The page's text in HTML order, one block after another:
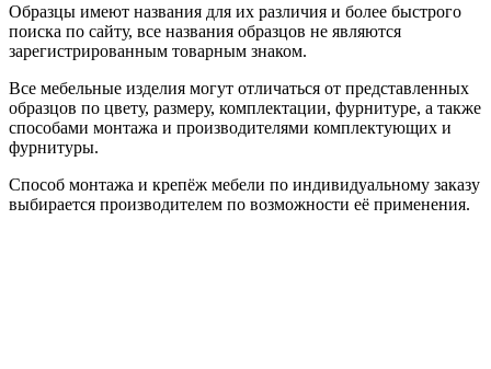
Образцы имеют названия для их различия и более быстрого
поиска по сайту, все названия образцов не являются
зарегистрированным товарным знаком.
Все мебельные изделия могут отличаться от представленных
образцов по цвету, размеру, комплектации, фурнитуре, а также
способами монтажа и производителями комплектующих и
фурнитуры.
Способ монтажа и крепёж мебели по индивидуальному заказу
выбирается производителем по возможности её применения.